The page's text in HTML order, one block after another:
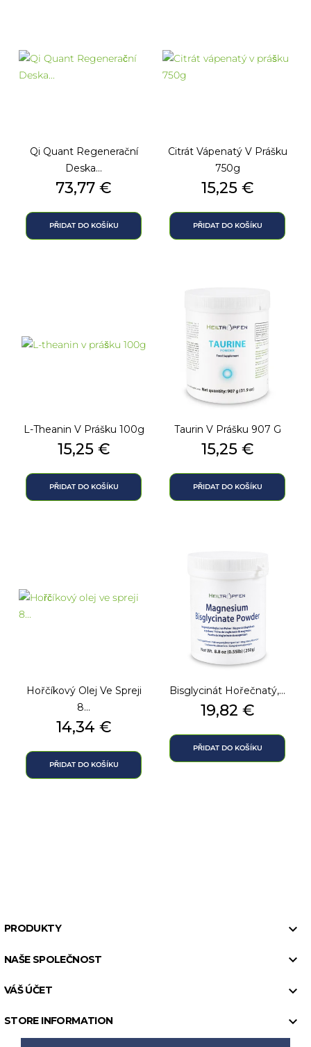
Qi Quant Regenerační
Deska...
Cena
73,77 €
PŘIDAT DO KOŠÍKU
Citrát Vápenatý V Prášku
750g
Cena
15,25 €
PŘIDAT DO KOŠÍKU
L-Theanin V Prášku 100g
Cena
15,25 €
PŘIDAT DO KOŠÍKU
Taurin V Prášku 907 G
Cena
15,25 €
PŘIDAT DO KOŠÍKU
Hořčíkový Olej Ve Spreji
8...
Cena
14,34 €
PŘIDAT DO KOŠÍKU
Bisglycinát Hořečnatý,...
Cena
19,82 €
PŘIDAT DO KOŠÍKU
PRODUKTY 
NAŠE SPOLEČNOST 
VÁŠ ÚČET 
STORE INFORMATION 